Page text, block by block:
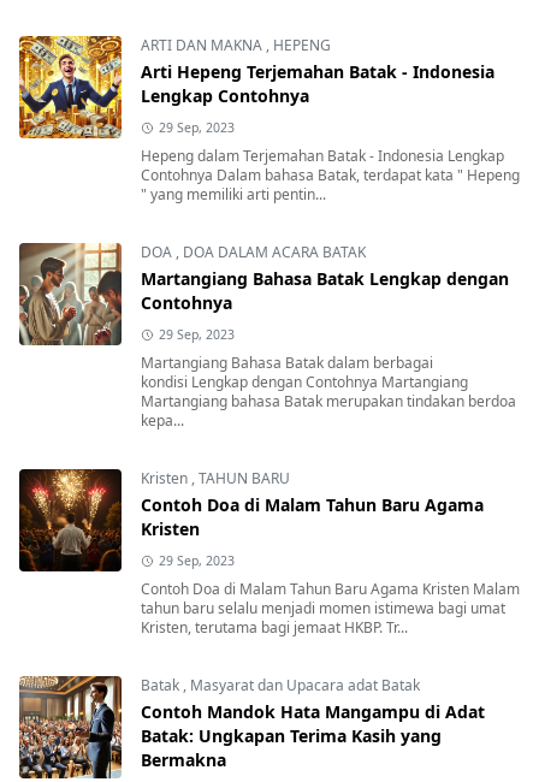
ARTI DAN MAKNA , HEPENG
Arti Hepeng Terjemahan Batak - Indonesia
Lengkap Contohnya
29 Sep, 2023
Hepeng dalam Terjemahan Batak - Indonesia Lengkap
Contohnya Dalam bahasa Batak, terdapat kata " Hepeng
" yang memiliki arti pentin...
DOA , DOA DALAM ACARA BATAK
Martangiang Bahasa Batak Lengkap dengan
Contohnya
29 Sep, 2023
Martangiang Bahasa Batak dalam berbagai
kondisi Lengkap dengan Contohnya Martangiang
Martangiang bahasa Batak merupakan tindakan berdoa
kepa...
Kristen ,TAHUN BARU
Contoh Doa di Malam Tahun Baru Agama
Kristen
29 Sep, 2023
Contoh Doa di Malam Tahun Baru Agama Kristen Malam
tahun baru selalu menjadi momen istimewa bagi umat
Kristen, terutama bagi jemaat HKBP. Tr...
Batak , Masyarat dan Upacara adat Batak
Contoh Mandok Hata Mangampu di Adat
Batak: Ungkapan Terima Kasih yang
Bermakna